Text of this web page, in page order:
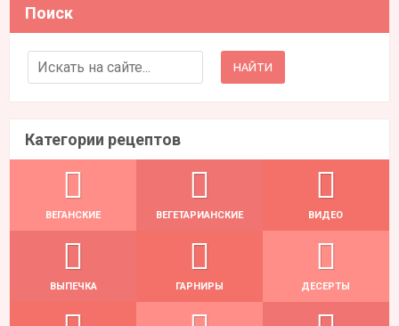
Поиск
Search for:
Категории рецептов
ВЕГАНСКИЕ ВЕГЕТАРИАНСКИЕ ВИДЕО
ВЫПЕЧКА ГАРНИРЫ ДЕСЕРТЫ